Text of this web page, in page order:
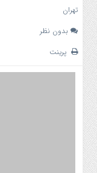
تهران
بدون نظر
پرینت